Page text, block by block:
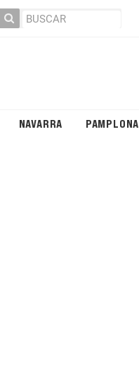
NAVARRA PAMPLONA